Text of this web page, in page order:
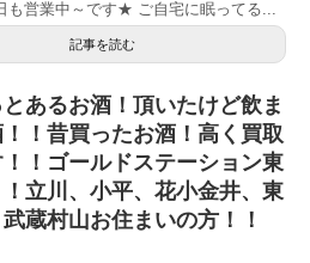
も営業中～です★ ご自宅に眠ってる...
記事を読む
あるお酒！頂いたけど飲ま
！昔買ったお酒！高く買取
！ゴールドステーション東
立川、小平、花小金井、東
蔵村山お住まいの方！！